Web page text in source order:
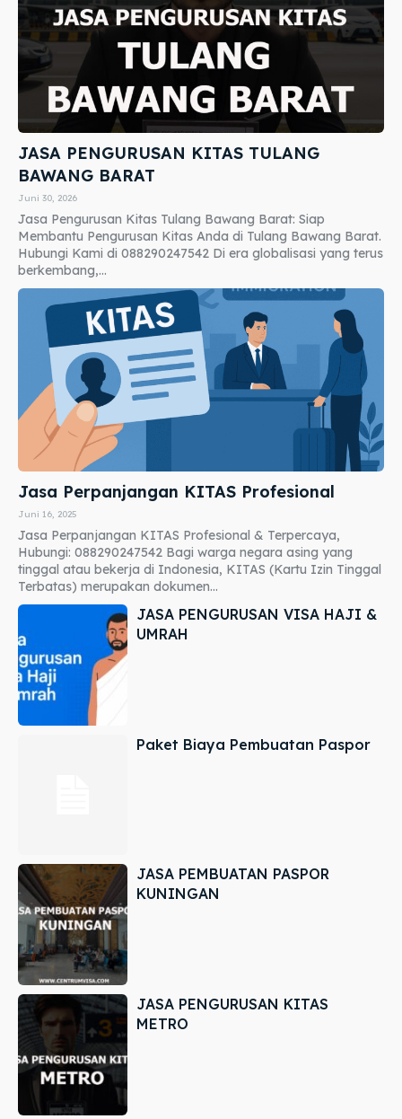
JASA PENGURUSAN KITAS TULANG
BAWANG BARAT
Juni 30, 2026
Jasa Pengurusan Kitas Tulang Bawang Barat: Siap
Membantu Pengurusan Kitas Anda di Tulang Bawang Barat.
Hubungi Kami di 088290247542 Di era globalisasi yang terus
berkembang,...
Jasa Perpanjangan KITAS Profesional
Juni 16, 2025
Jasa Perpanjangan KITAS Profesional & Terpercaya,
Hubungi: 088290247542 Bagi warga negara asing yang
tinggal atau bekerja di Indonesia, KITAS (Kartu Izin Tinggal
Terbatas) merupakan dokumen...
JASA PENGURUSAN VISA HAJI &
UMRAH
Paket Biaya Pembuatan Paspor
JASA PEMBUATAN PASPOR
KUNINGAN
JASA PENGURUSAN KITAS
METRO